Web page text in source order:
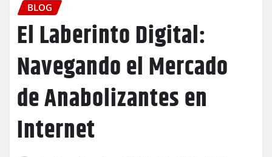
BLOG
El Laberinto Digital:
Navegando el Mercado
de Anabolizantes en
Internet